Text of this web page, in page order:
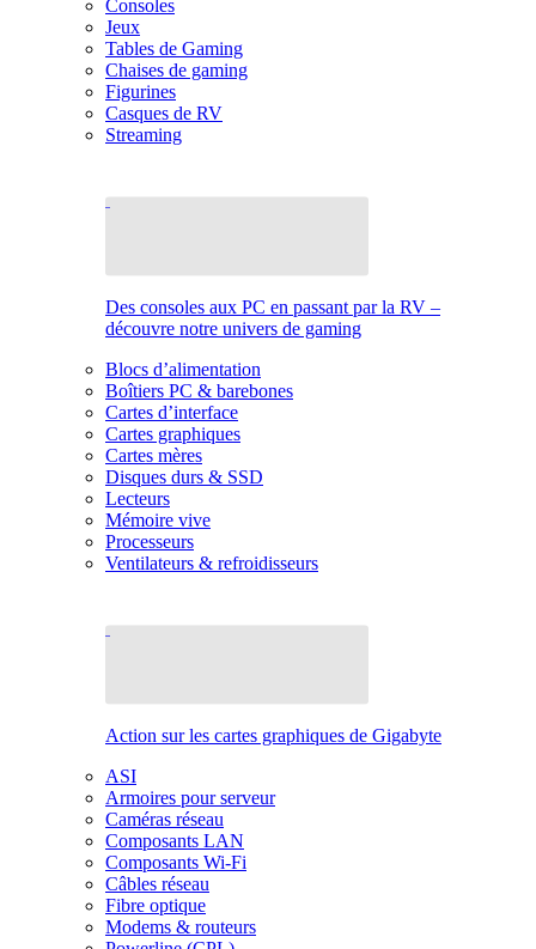
Consoles
Jeux
Tables de Gaming
Chaises de gaming
Figurines
Casques de RV
Streaming
Des consoles aux PC en passant par la RV –
découvre notre univers de gaming
Blocs d’alimentation
Boîtiers PC & barebones
Cartes d’interface
Cartes graphiques
Cartes mères
Disques durs & SSD
Lecteurs
Mémoire vive
Processeurs
Ventilateurs & refroidisseurs
Action sur les cartes graphiques de Gigabyte
ASI
Armoires pour serveur
Caméras réseau
Composants LAN
Composants Wi-Fi
Câbles réseau
Fibre optique
Modems & routeurs